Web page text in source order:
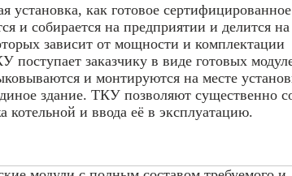
установка, как готовое
и собирается на предприятии и делится
зависит от мощности и комплектации
поступает заказчику в виде готовых
и монтируются на месте
здание. ТКУ позволяют существенно
котельной и ввода её в эксплуатацию.